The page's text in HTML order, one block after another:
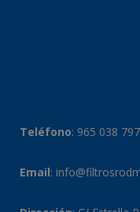
Teléfono: 965 038 797
Email: